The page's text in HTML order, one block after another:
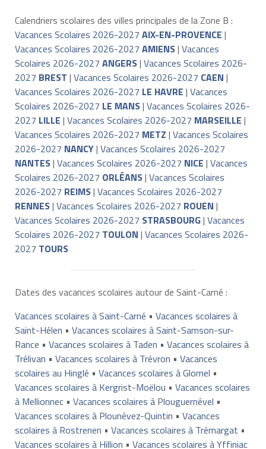
Calendriers scolaires des villes principales de la Zone B :
Vacances Scolaires 2026-2027 AIX-EN-PROVENCE |
Vacances Scolaires 2026-2027 AMIENS| Vacances
Scolaires 2026-2027 ANGERS| Vacances Scolaires 2026-
2027 BREST | Vacances Scolaires 2026-2027 CAEN |
Vacances Scolaires 2026-2027 LE HAVRE | Vacances
Scolaires 2026-2027 LE MANS| Vacances Scolaires 2026-
2027 LILLE | Vacances Scolaires 2026-2027 MARSEILLE |
Vacances Scolaires 2026-2027 METZ | Vacances Scolaires
2026-2027 NANCY| Vacances Scolaires 2026-2027
NANTES| Vacances Scolaires 2026-2027 NICE | Vacances
Scolaires 2026-2027 ORLÉANS| Vacances Scolaires
2026-2027 REIMS| Vacances Scolaires 2026-2027
RENNES| Vacances Scolaires 2026-2027 ROUEN |
Vacances Scolaires 2026-2027 STRASBOURG| Vacances
Scolaires 2026-2027 TOULON | Vacances Scolaires 2026-
2027 TOURS
Dates des vacances scolaires autour de Saint-Carné :
Vacances scolaires à Saint-Carné • Vacances scolaires à
Saint-Hélen • Vacances scolaires à Saint-Samson-sur-
Rance • Vacances scolaires à Taden • Vacances scolaires à
Trélivan • Vacances scolaires à Trévron • Vacances
scolaires au Hinglé • Vacances scolaires à Glomel •
Vacances scolaires à Kergrist-Moëlou • Vacances scolaires
à Mellionnec• Vacances scolaires à Plouguernével •
Vacances scolaires à Plounévez-Quintin • Vacances
scolaires à Rostrenen • Vacances scolaires à Trémargat •
Vacances scolaires à Hillion • Vacances scolaires à Yffiniac